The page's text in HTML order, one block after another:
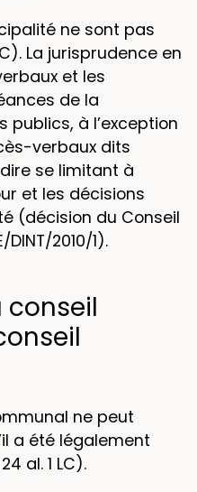
ne sont pas
La jurisprudence en
et les
de la
à l’exception
verbaux dits
se limitant à
et les décisions
(décision du Conseil
DINT/2010/1).
conseil
ne peut
a été légalement
al. 1 LC).